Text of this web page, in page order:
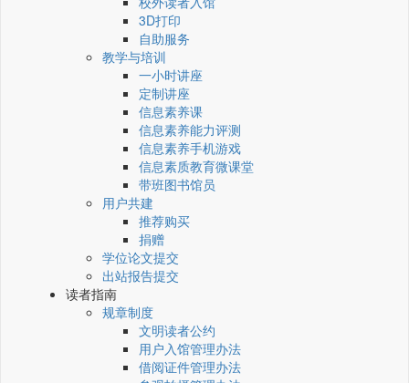
3D打印
自助服务
教学与培训
一小时讲座
定制讲座
信息素养课
信息素养能力评测
信息素养手机游戏
信息素质教育微课堂
带班图书馆员
用户共建
推荐购买
捐赠
学位论文提交
出站报告提交
读者指南
规章制度
文明读者公约
用户入馆管理办法
借阅证件管理办法